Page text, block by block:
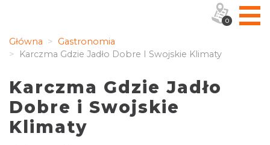
Główna
Gastronomia
Karczma Gdzie Jadło Dobre I Swojskie Klimaty
Karczma Gdzie Jadło
Dobre i Swojskie
Klimaty
0